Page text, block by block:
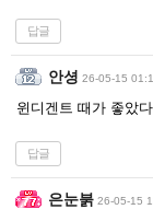
답글
안셩 26-05-15
윈디겐트 때가 좋았다
답글
은눈붉 26-05-15